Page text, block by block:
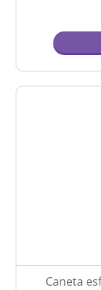
Caneta